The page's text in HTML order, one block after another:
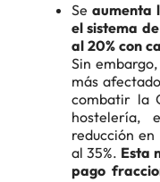
Se aumenta
el sistema
al 20% con
Sin
más
combatir la
hostelería,
reducción
al 35%. Esta
pago